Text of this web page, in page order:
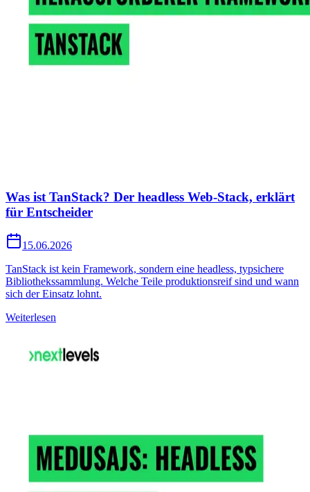
Was ist TanStack? Der headless Web-Stack, erklärt
für Entscheider
15.06.2026
TanStack ist kein Framework, sondern eine headless, typsichere
Bibliothekssammlung. Welche Teile produktionsreif sind und wann
sich der Einsatz lohnt.
Weiterlesen